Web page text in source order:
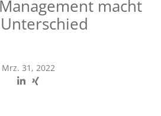
macht
Mrz. 31, 2022